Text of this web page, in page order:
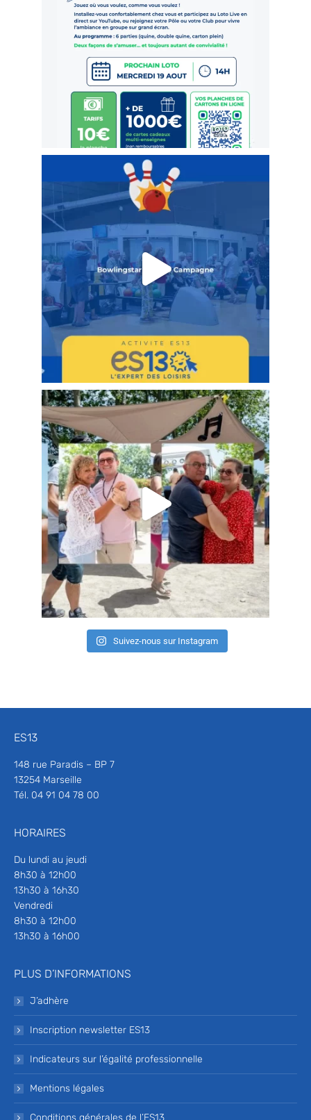
Suivez-nous sur Instagram
ES13
148 rue Paradis – BP 7
13254 Marseille
Tél. 04 91 04 78 00
HORAIRES
Du lundi au jeudi
8h30 à 12h00
13h30 à 16h30
Vendredi
8h30 à 12h00
13h30 à 16h00
PLUS D’INFORMATIONS
J’adhère
Inscription newsletter ES13
Indicateurs sur l’égalité professionnelle
Mentions légales